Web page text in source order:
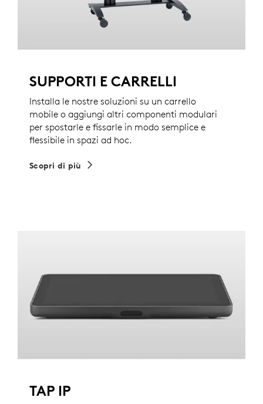
SUPPORTI E CARRELLI
Installa le nostre soluzioni su un carrello
mobile o aggiungi altri componenti modulari
per spostarle e fissarle in modo semplice e
flessibile in spazi ad hoc.
Scopri di più
TAP IP